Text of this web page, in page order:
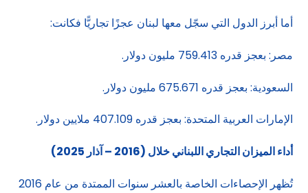
أما أبرز الدول التي سجّل معها لبنان عجزًا تجاريًّا فكانت:
مصر: بعجز قدره 759.413 مليون دولار.
السعودية: بعجز قدره 675.671 مليون دولار.
الإمارات العربية المتحدة: بعجز قدره 407.109 ملايين دولار.
أداء الميزان التجاري اللبناني خلال (2016 – آذار 2025)
تُظهر الإحصاءات الخاصة بالعشر سنوات الممتدة من عام 2016